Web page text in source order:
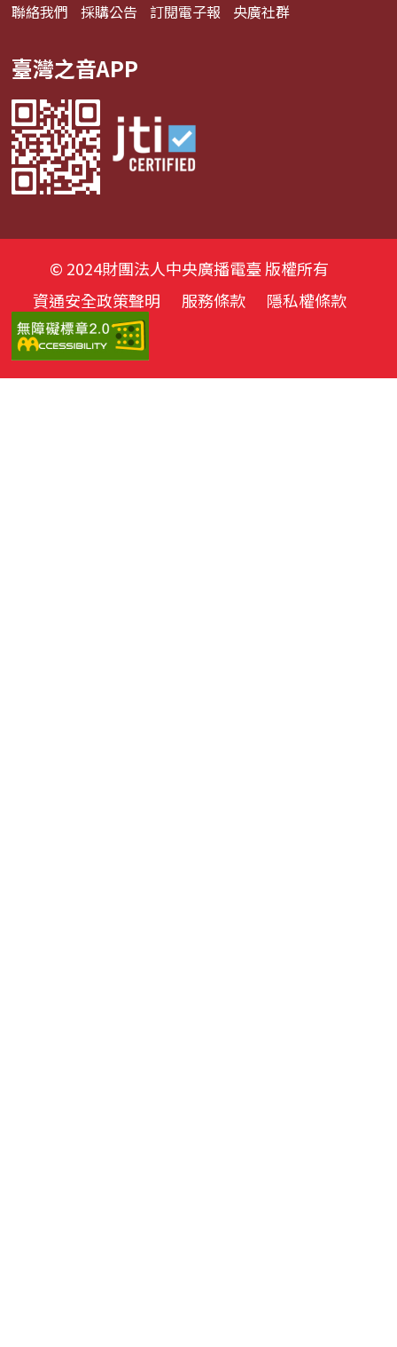
聯絡我們 採購公告 訂閱電子報 央廣社群
臺灣之音APP
© 2024財團法人中央廣播電臺 版權所有
資通安全政策聲明
服務條款 隱私權條款